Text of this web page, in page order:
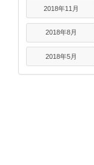
2018年11月
2018年8月
2018年5月